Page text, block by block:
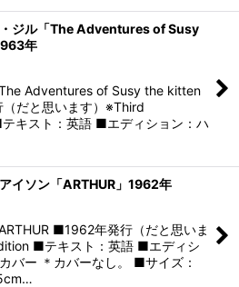
ジル「The Adventures of Susy
年
Adventures of Susy the kitten
だと思います）※Third
キスト：英語 ■エディション：ハ
イソン「ARTHUR」1962年
■1962年発行（だと思いま
■テキスト：英語 ■エディシ
バー ＊カバーなし。 ■サイズ：